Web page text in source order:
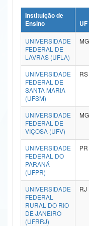
Ministério da Ciência,
Ministério do Meio Ambiente
Ministério do Turismo
Ministério do Desenvolvimento
Controladoria-Geral da União
Ministério da Mulher, da Família
Secretaria-Geral
Secretaria de Governo
Gabinete de Segurança
Advocacia-Geral da União
Banco Central do Brasil
Instituição de
Ensino
UF
UNIVERSIDADE
FEDERAL DE
LAVRAS (UFLA)
MG
UNIVERSIDADE
FEDERAL DE
SANTA MARIA
(UFSM)
RS
UNIVERSIDADE
FEDERAL DE
VIÇOSA (UFV)
MG
UNIVERSIDADE
FEDERAL DO
PARANÁ
(UFPR)
PR
UNIVERSIDADE
FEDERAL
RURAL DO RIO
DE JANEIRO
(UFRRJ)
RJ